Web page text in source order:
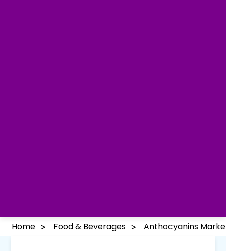
Home Food & Beverages Anthocyanins